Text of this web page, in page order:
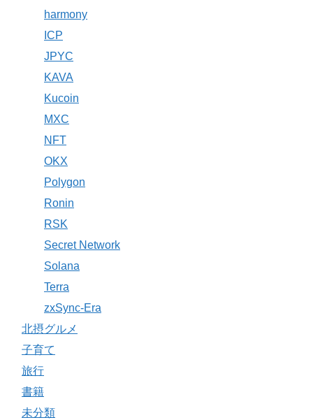
harmony
ICP
JPYC
KAVA
Kucoin
MXC
NFT
OKX
Polygon
Ronin
RSK
Secret Network
Solana
Terra
zxSync-Era
北摂グルメ
子育て
旅行
書籍
未分類